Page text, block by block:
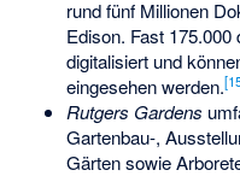
rund fünf Millionen
Edison. Fast
digitalisiert und
eingesehen werden.[
Rutgers Gardens
Gartenbau-,
Gärten sowie